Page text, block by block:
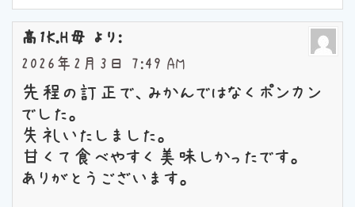
高1K.H母 より:
2026年2月3日 7:49 AM
先程の訂正で、みかんではなくポンカン
でした。
失礼いたしました。
甘くて食べやすく美味しかったです。
ありがとうございます。